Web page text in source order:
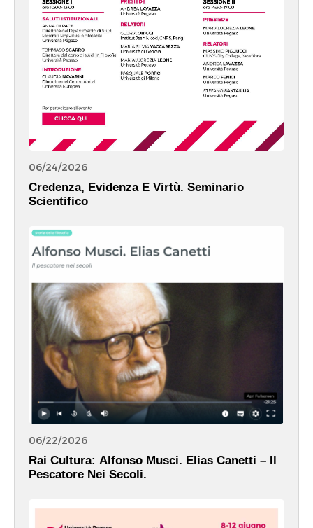
06/24/2026
Credenza, Evidenza E Virtù. Seminario
Scientifico
06/22/2026
Rai Cultura: Alfonso Musci. Elias Canetti – Il
Pescatore Nei Secoli.